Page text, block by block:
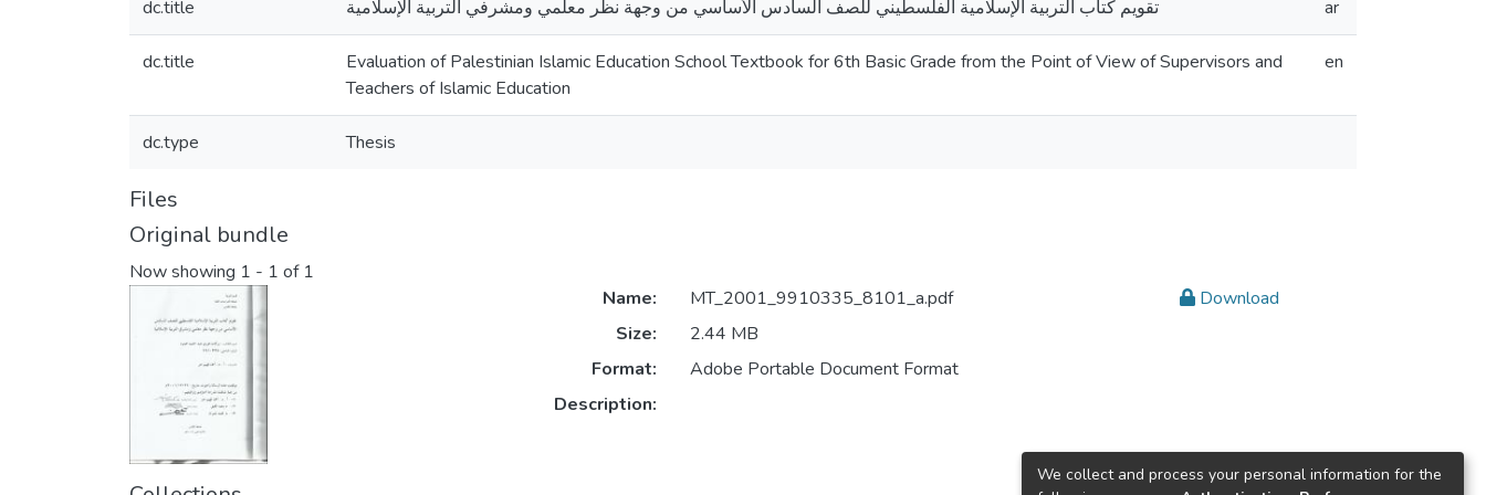
dc.title تقويم كتاب التربية الإسلامية الفلسطيني للصف السادس الأساسي من وجهة نظر معلمي ومشرفي التربية الإسلامية ar
dc.title
Evaluation of Palestinian Islamic Education School Textbook for 6th Basic Grade from the Point of View of Supervisors and
Teachers of Islamic Education
en
dc.type Thesis
Files
Original bundle
Now showing 1 - 1 of 1
Name:
MT_2001_9910335_8101_a.pdf
Size:
2.44 MB
Format:
Adobe Portable Document Format
Description:
Download
We collect and process your personal information for the